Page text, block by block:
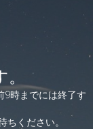
9時までには終了す
ください。